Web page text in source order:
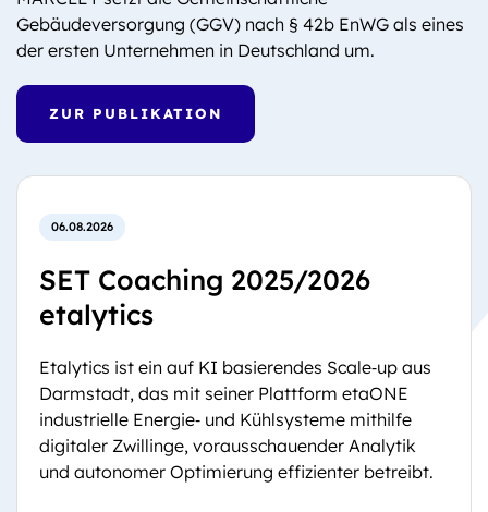
Gebäudeversorgung (GGV) nach § 42b EnWG als eines
der ersten Unternehmen in Deutschland um.
ZUR PUBLIKATION
06.08.2026
SET Coaching 2025/2026
etalytics
Etalytics ist ein auf KI basierendes Scale‑up aus
Darmstadt, das mit seiner Plattform etaONE
industrielle Energie‑ und Kühlsysteme mithilfe
digitaler Zwillinge, vorausschauender Analytik
und autonomer Optimierung effizienter betreibt.